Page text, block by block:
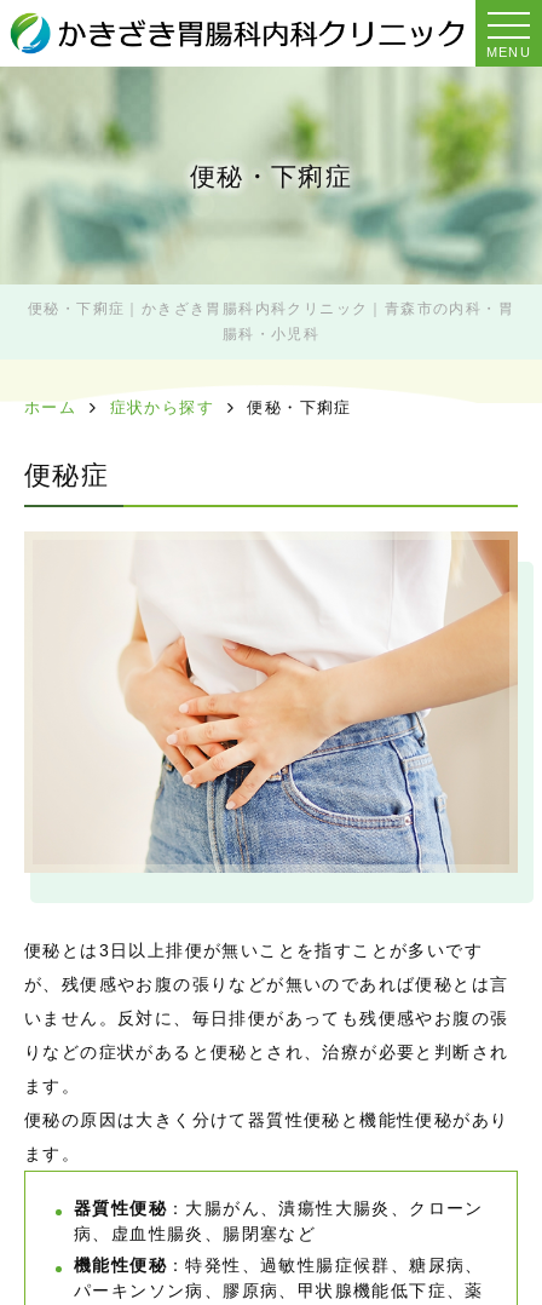
MENU
便秘・下痢症
便秘・下痢症｜かきざき胃腸科内科クリニック｜青森市の内科・胃
腸科・小児科
ホーム 症状から探す 便秘・下痢症
便秘症
便秘とは3日以上排便が無いことを指すことが多いです
が、残便感やお腹の張りなどが無いのであれば便秘とは言
いません。反対に、毎日排便があっても残便感やお腹の張
りなどの症状があると便秘とされ、治療が必要と判断され
ます。
便秘の原因は大きく分けて器質性便秘と機能性便秘があり
ます。
器質性便秘 ：大腸がん、潰瘍性大腸炎、クローン
病、虚血性腸炎、腸閉塞など
機能性便秘 ：特発性、過敏性腸症候群、糖尿病、
パーキンソン病、膠原病、甲状腺機能低下症、薬